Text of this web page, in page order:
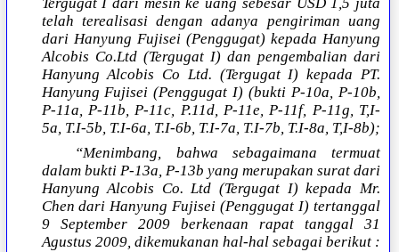
telah terealisasi dengan adanya pengiriman uang
dari Hanyung Fujisei (Penggugat) kepada Hanyung
Alcobis Co.Ltd (Tergugat I) dan pengembalian dari
Hanyung Alcobis Co Ltd. (Tergugat I) kepada PT.
Hanyung Fujisei (Penggugat I) (bukti P-10a, P-10b,
P-11a, P-11b, P-11c, P.11d, P-11e, P-11f, P-11g, T,I-
5a, T.I-5b, T.I-6a, T.I-6b, T.I-7a, T.I-7b, T.I-8a, T,I-8b);
“Menimbang, bahwa sebagaimana termuat
dalam bukti P-13a, P-13b yang merupakan surat dari
Hanyung Alcobis Co. Ltd (Tergugat I) kepada Mr.
Chen dari Hanyung Fujisei (Penggugat I) tertanggal
9 September 2009 berkenaan rapat tanggal 31
Agustus 2009, dikemukanan hal-hal sebagai berikut :